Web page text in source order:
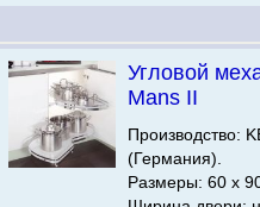
Угловой
Mans II
Производство:
(Германия).
Размеры: 60 х